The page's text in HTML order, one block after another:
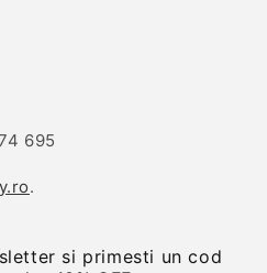
695
.
si primesti un cod